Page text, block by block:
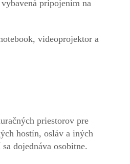
pripojením na
videoprojektor a
priestorov pre
hostín, osláv a iných
dojednáva osobitne.